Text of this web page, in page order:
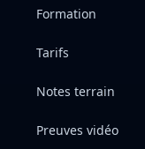
Formation
Tarifs
Notes terrain
Preuves vidéo